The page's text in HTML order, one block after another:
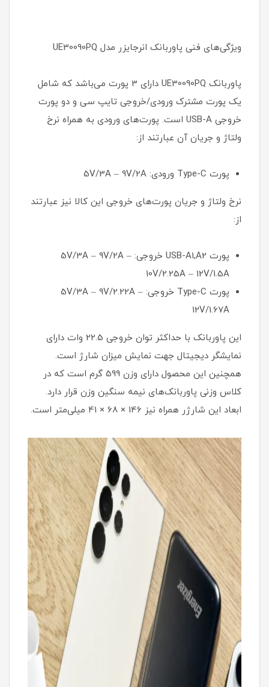
ویژگی‌های فنی پاوربانک انرجایزر مدل UE30090PQ
پاوربانک UE30090PQ دارای 3 پورت می‌باشد که شامل
یک پورت مشترک ورودی/خروجی تایپ سی و دو پورت
خروجی USB-A است. پورت‌های ورودی به همراه نرخ
ولتاژ و جریان آن عبارتند از:
پورت Type-C ورودی: 5V/3A – 9V/2A
نرخ ولتاژ و جریان پورت‌های خروجی این کالا نیز عبارتند
از:
پورت USB-A1,A2 خروجی: 5V/3A – 9V/2A –
10V/2.25A – 12V/1.5A
پورت Type-C خروجی: 5V/3A – 9V/2.22A –
12V/1.67A
این پاوربانک با حداکثر توان خروجی 22.5 وات دارای
نمایشگر دیجیتال جهت نمایش میزان شارژ است.
همچنین این محصول دارای وزن 599 گرم است که در
کلاس وزنی پاوربانک‌های نیمه سنگین وزن قرار دارد.
ابعاد این شارژر همراه نیز 146 × 68 × 41 میلی‌متر است.